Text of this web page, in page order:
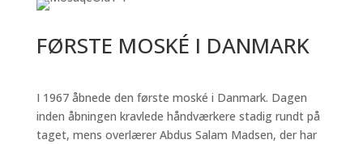
FØRSTE MOSKÉ I DANMARK
I 1967 åbnede den første moské i Danmark. Dagen
inden åbningen kravlede håndværkere stadig rundt på
taget, mens overlærer Abdus Salam Madsen, der har